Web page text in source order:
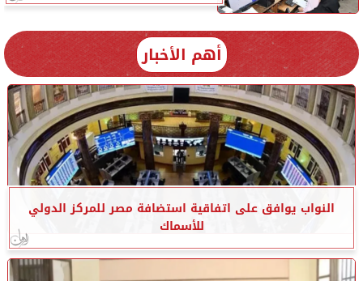
أهم الأخبار
النواب يوافق على اتفاقية استضافة مصر للمركز الدولي
للأسماك